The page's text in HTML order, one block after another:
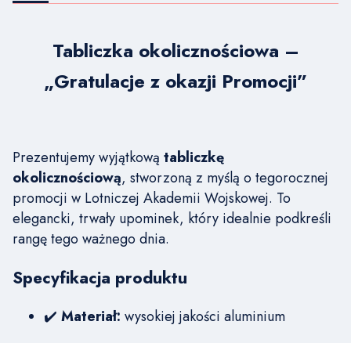
Tabliczka okolicznościowa –
„Gratulacje z okazji Promocji”
Prezentujemy wyjątkową tabliczkę
okolicznościową, stworzoną z myślą o tegorocznej
promocji w Lotniczej Akademii Wojskowej. To
elegancki, trwały upominek, który idealnie podkreśli
rangę tego ważnego dnia.
Specyfikacja produktu
✔️ Materiał: wysokiej jakości aluminium